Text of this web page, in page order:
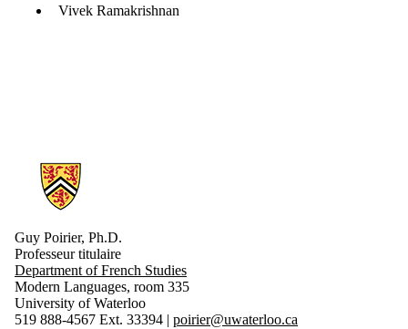
Vivek Ramakrishnan
Information about Lettres du Japon
Guy Poirier, Ph.D.
Professeur titulaire
Department of French Studies
Modern Languages, room 335
University of Waterloo
519 888-4567 Ext. 33394 | poirier@uwaterloo.ca